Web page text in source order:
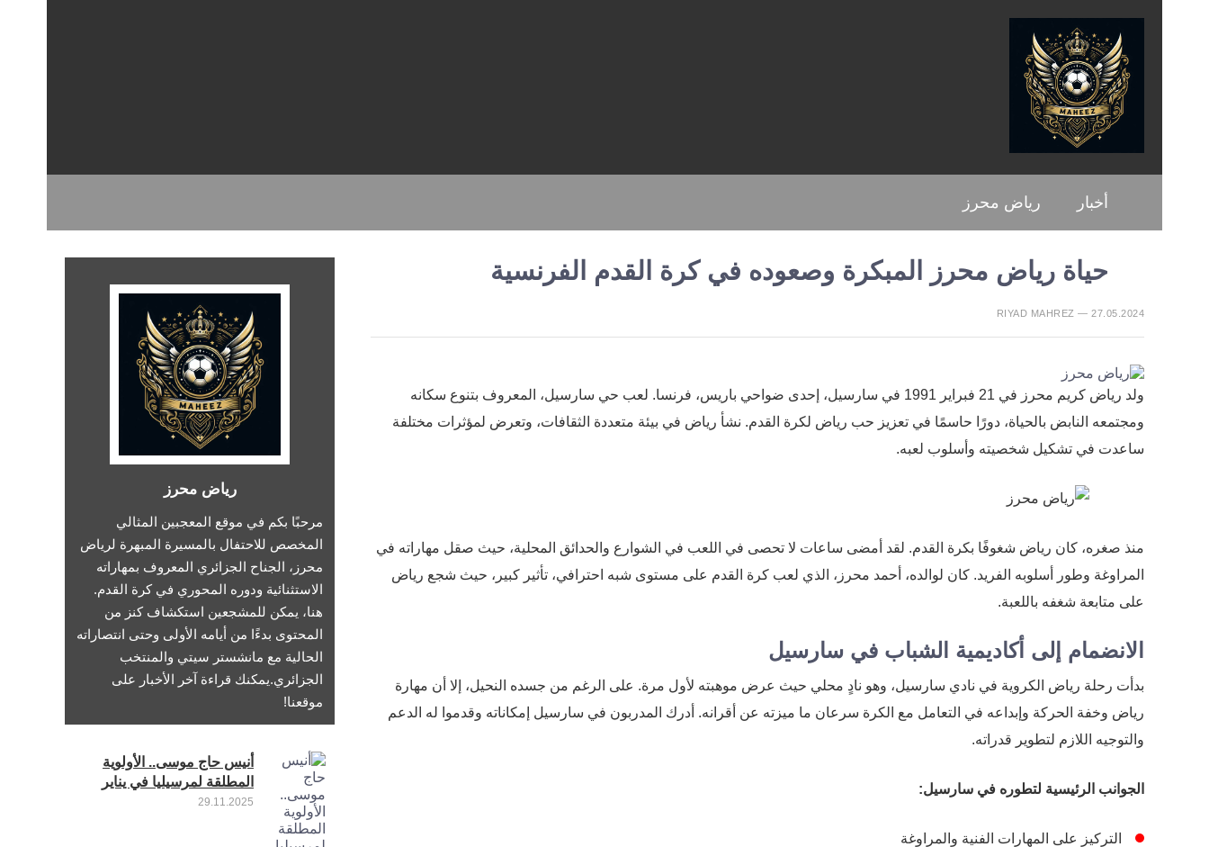
أخبار رياض محرز
حياة رياض محرز المبكرة وصعوده في كرة القدم الفرنسية
RIYAD MAHREZ — 27.05.2024
ولد رياض كريم محرز في 21 فبراير 1991 في سارسيل، إحدى ضواحي باريس، فرنسا. لعب حي سارسيل، المعروف بتنوع سكانه
ومجتمعه النابض بالحياة، دورًا حاسمًا في تعزيز حب رياض لكرة القدم. نشأ رياض في بيئة متعددة الثقافات، وتعرض لمؤثرات مختلفة
ساعدت في تشكيل شخصيته وأسلوب لعبه.
منذ صغره، كان رياض شغوفًا بكرة القدم. لقد أمضى ساعات لا تحصى في اللعب في الشوارع والحدائق المحلية، حيث صقل مهاراته في
المراوغة وطور أسلوبه الفريد. كان لوالده، أحمد محرز، الذي لعب كرة القدم على مستوى شبه احترافي، تأثير كبير، حيث شجع رياض
على متابعة شغفه باللعبة.
الانضمام إلى أكاديمية الشباب في سارسيل
بدأت رحلة رياض الكروية في نادي سارسيل، وهو نادٍ محلي حيث عرض موهبته لأول مرة. على الرغم من جسده النحيل، إلا أن مهارة
رياض وخفة الحركة وإبداعه في التعامل مع الكرة سرعان ما ميزته عن أقرانه. أدرك المدربون في سارسيل إمكاناته وقدموا له الدعم
والتوجيه اللازم لتطوير قدراته.
الجوانب الرئيسية لتطوره في سارسيل:
التركيز على المهارات الفنية والمراوغة
رياض محرز
مرحبًا بكم في موقع المعجبين المثالي
المخصص للاحتفال بالمسيرة المبهرة لرياض
محرز، الجناح الجزائري المعروف بمهاراته
الاستثنائية ودوره المحوري في كرة القدم.
هنا، يمكن للمشجعين استكشاف كنز من
المحتوى بدءًا من أيامه الأولى وحتى انتصاراته
الحالية مع مانشستر سيتي والمنتخب
الجزائري.يمكنك قراءة آخر الأخبار على
موقعنا!
أنيس حاج موسى.. الأولوية
المطلقة لمرسيليا في يناير
29.11.2025